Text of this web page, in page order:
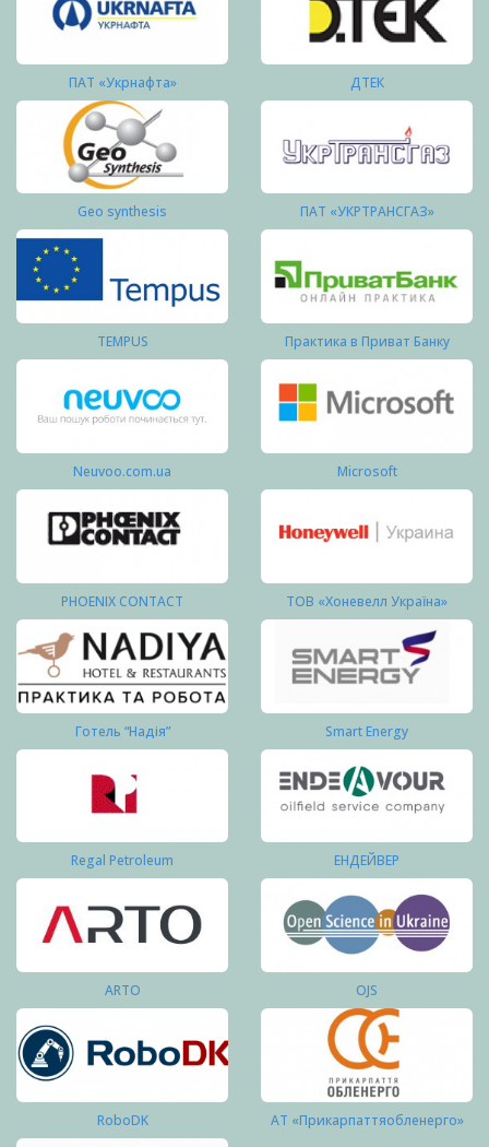
ПАТ «Укрнафта» ДТЕК
Geo synthesis ПАТ «УКРТРАНСГАЗ»
TEMPUS Практика в Приват Банку
Neuvoo.com.ua Microsoft
PHOENIX CONTACT ТОВ «Хоневелл Україна»
Готель “Надія” Smart Energy
Regal Petroleum ЕНДЕЙВЕР
ARTO OJS
RoboDK АТ «Прикарпаттяобленерго»